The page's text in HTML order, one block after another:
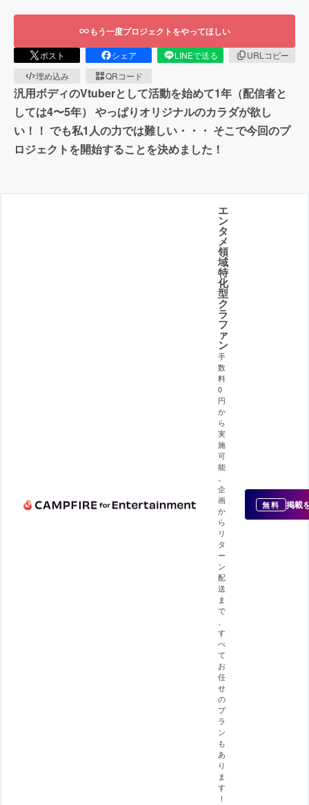
もう一度プロジェクトをやってほしい
ポスト シェア LINEで送る
URLコピー
埋め込み
QRコード
汎用ボディのVtuberとして活動を始めて1年（配信者と
しては4〜5年） やっぱりオリジナルのカラダが欲し
い！！ でも私1人の力では難しい・・・ そこで今回のプ
ロジェクトを開始することを決めました！
エ
ン
タ
メ
領
域
特
化
型
ク
ラ
フ
ァ
ン
手
数
料
0
円
か
ら
実
施
可
能
。
企
画
か
ら
リ
タ
ー
ン
配
送
ま
で
、
す
べ
て
お
任
せ
の
プ
ラ
ン
も
あ
り
ま
す
！
無料 掲載